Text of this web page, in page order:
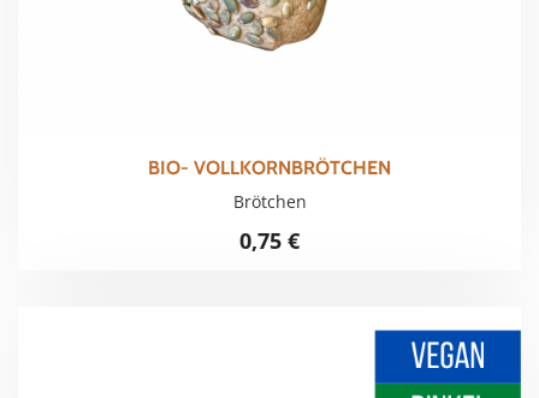
BIO- VOLLKORNBRÖTCHEN
Brötchen
0,75 €